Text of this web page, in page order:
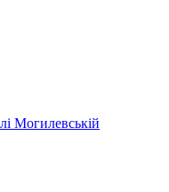
Могилевській